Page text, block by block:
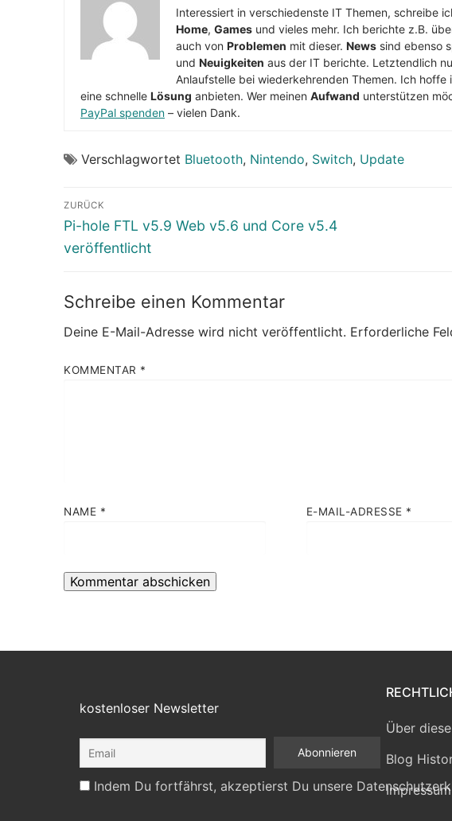
Interessiert in verschiedenste IT Themen, schreibe
Home, Games und vieles mehr. Ich berichte z.B.
auch von Problemen mit dieser. News sind ebenso
und Neuigkeiten aus der IT berichte. Letztendlich
Anlaufstelle bei wiederkehrenden Themen. Ich
eine schnelle Lösung anbieten. Wer meinen Aufwand unterstützen
PayPal spenden – vielen Dank.
Verschlagwortet Bluetooth, Nintendo, Switch, Update
Beitragsnavigation
ZURÜCK
Vorheriger
Beitrag:
Pi-hole FTL v5.9 Web v5.6 und Core v5.4
veröffentlicht
Schreibe einen Kommentar
Deine E-Mail-Adresse wird nicht veröffentlicht. Erforderliche
KOMMENTAR *
NAME * E-MAIL-ADRESSE *
kostenloser Newsletter
Indem Du fortfährst, akzeptierst Du unsere
Über
Blog
Impressum